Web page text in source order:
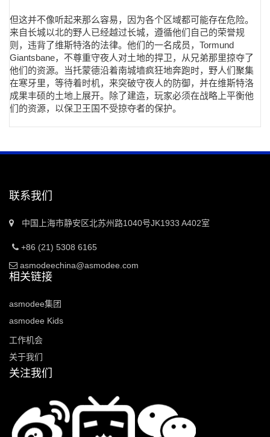
但这并不像听起来那么容易，因为各个区域都可能存在危险。
来自长城以北的野人已经越过长城，遵循他们自己的荣誉规
则，违背了维斯特洛的法律。他们的一名成员，Tormund
Giantsbane，不尊重守夜人对土地的捍卫，从兄弟那里掠夺了
他们的资源。当托蒙德沿着南城墙疯狂地奔跑时，野人们聚集
在寒牙里，等待着时机，来突破守夜人的防御，并在维斯特洛
成果丰硕的土地上展开。除了建造，玩家必须在战略上平衡他
们的资源，以保卫王国不受掠夺者的保护。
联系我们
中国上海市静安区北苏州路1040号JK1933 A402室
+86 (21) 5308 6165
asmodeechina@asmodee.com
相关链接
asmodee集团
asmodee Kids
工作机会
关于我们
关注我们